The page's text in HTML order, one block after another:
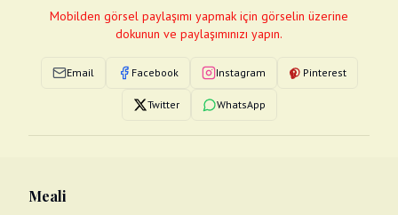
Fotograflar
Mobilden görsel paylaşımı yapmak için görselin üzerine
dokunun ve paylaşımınızı yapın.
Email Facebook Instagram Pinterest
Twitter WhatsApp
Meali